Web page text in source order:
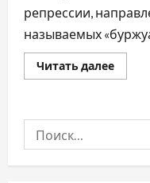
репрессии,
называемых
Читать далее